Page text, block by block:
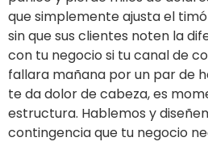
que simplemente ajusta el
sin que sus clientes noten la
con tu negocio si tu canal de
fallara mañana por un par de
te da dolor de cabeza, es
estructura. Hablemos y
contingencia que tu negocio